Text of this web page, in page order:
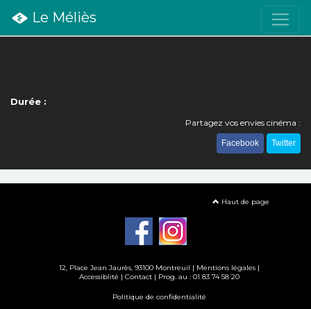
Le Méliès
Durée :
Partagez vos envies cinéma :
Facebook Twitter
Haut de page
12, Place Jean Jaurès, 93100 Montreuil | Mentions légales|
Accessiblité | Contact| Prog. au : 01 83 74 58 20
Politique de confidentialité